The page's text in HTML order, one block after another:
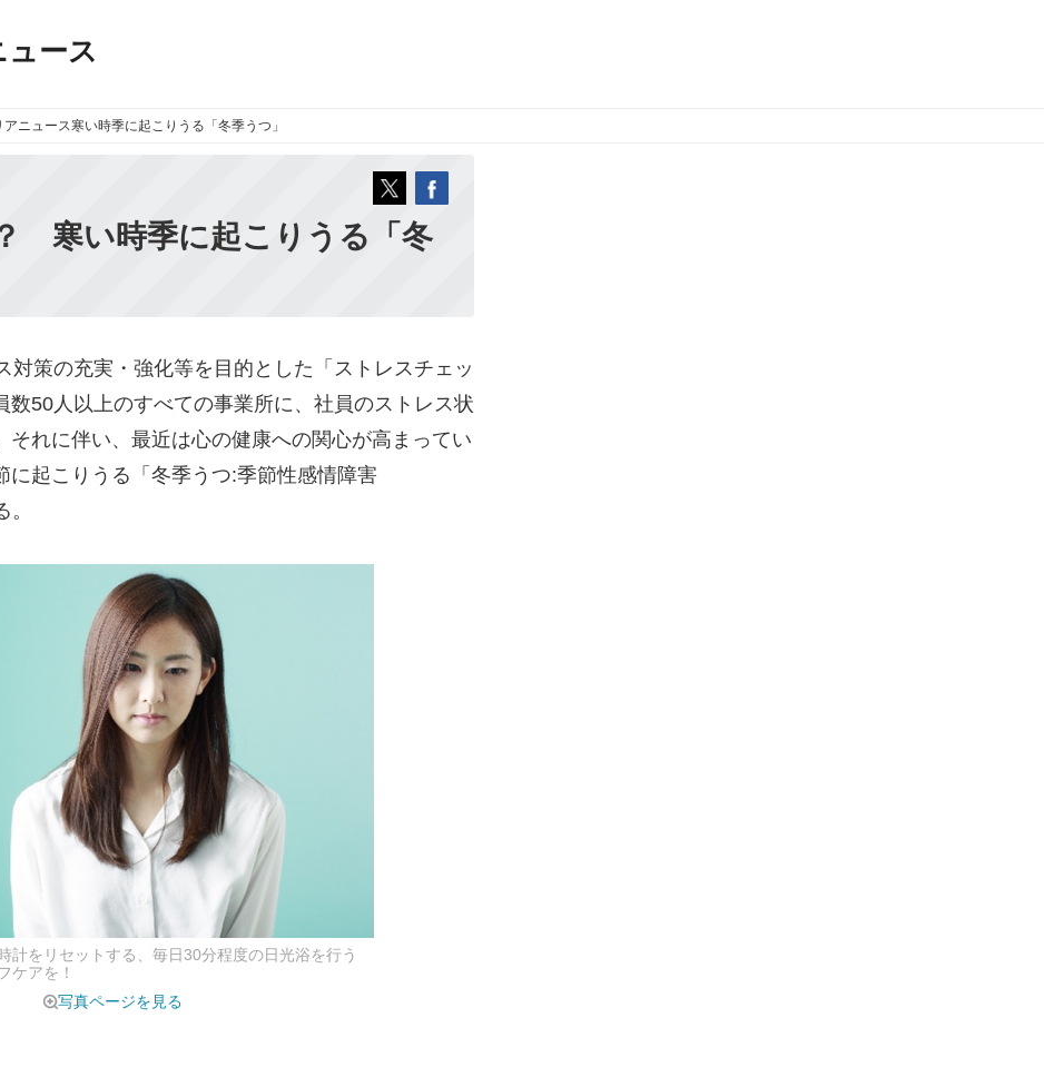
ース
アニュース寒い時季に起こりうる「冬季うつ」
寒い時季に起こりうる「冬
策の充実・強化等を目的とした「ストレスチェッ
数50人以上のすべての事業所に、社員のストレス状
それに伴い、最近は心の健康への関心が高まってい
に起こりうる「冬季うつ:季節性感情障害
計をリセットする、毎日30分程度の日光浴を行う
ケアを！
写真ページを見る